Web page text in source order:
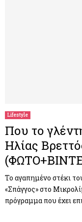
Lifestyle
Που το
Ηλίας
Το αγαπημένο στέκι
«Σπάγγος» στο
πρόγραμμα που έχει